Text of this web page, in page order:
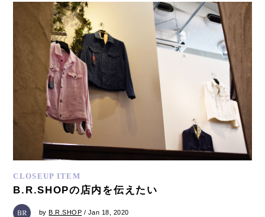
CLOSEUP ITEM
B.R.SHOPの店内を伝えたい
byB.R.SHOP / Jan 18, 2020